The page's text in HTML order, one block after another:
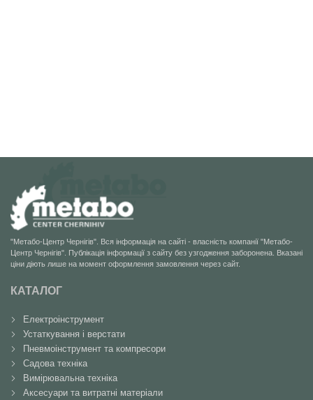
"Метабо-Центр Чернігів". Вся інформація на сайті - власність компанії "Метабо-
Центр Чернігів". Публікація інформації з сайту без узгодження заборонена. Вказані
ціни діють лише на момент оформлення замовлення через сайт.
КАТАЛОГ
Електроінструмент
Устаткування і верстати
Пневмоінструмент та компресори
Садова техніка
Вимірювальна техніка
Аксесуари та витратні матеріали